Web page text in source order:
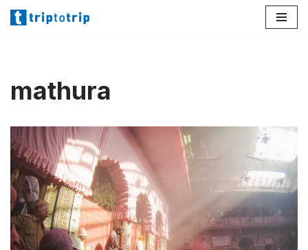
mathura